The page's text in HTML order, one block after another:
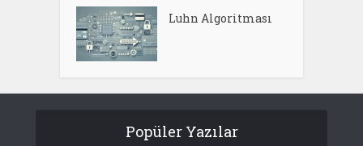
Luhn Algoritması
Popüler Yazılar